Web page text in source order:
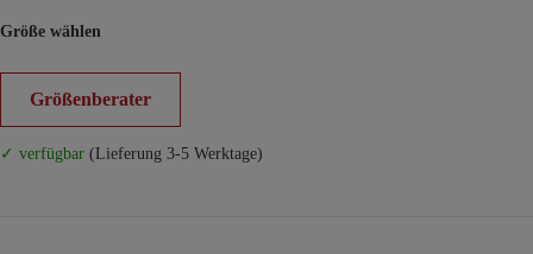
Größe wählen
Größenberater
✓ verfügbar (Lieferung 3-5 Werktage)